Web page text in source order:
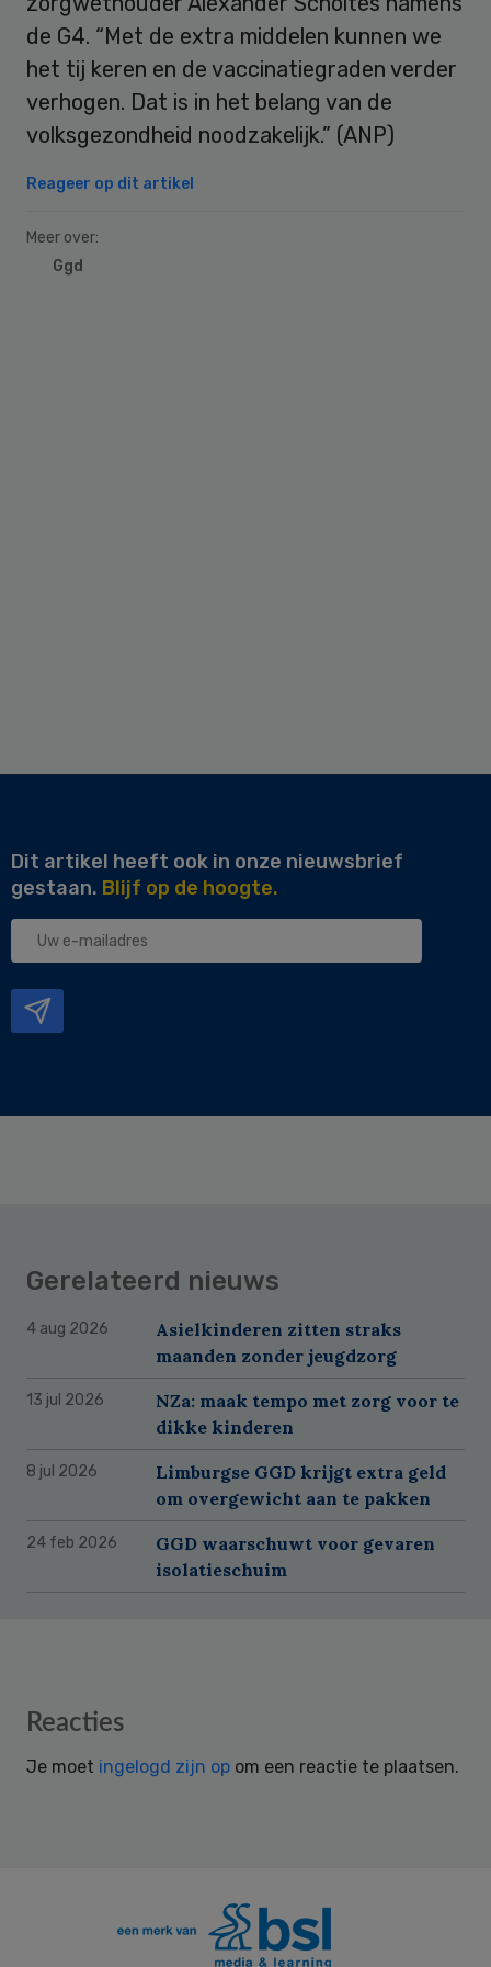
de G4. “Met de extra middelen kunnen we
het tij keren en de vaccinatiegraden verder
verhogen. Dat is in het belang van de
volksgezondheid noodzakelijk.” (ANP)
Reageer op dit artikel
Meer over:
Ggd
Dit artikel heeft ook in onze nieuwsbrief
gestaan. Blijf op de hoogte.
Uw
Gerelateerd nieuws
4 aug 2026
Asielkinderen zitten straks
maanden zonder jeugdzorg
13 jul 2026
NZa: maak tempo met zorg voor te
dikke kinderen
8 jul 2026
Limburgse GGD krijgt extra geld
om overgewicht aan te pakken
24 feb 2026
GGD waarschuwt voor gevaren
isolatieschuim
Reader
Reacties
Je moet ingelogd zijn op om een reactie te plaatsen.